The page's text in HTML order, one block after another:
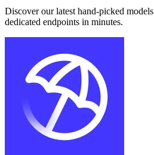
Discover our latest hand-picked models
dedicated endpoints in minutes.